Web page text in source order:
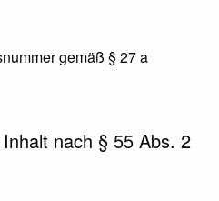
gemäß § 27 a
nach § 55 Abs. 2